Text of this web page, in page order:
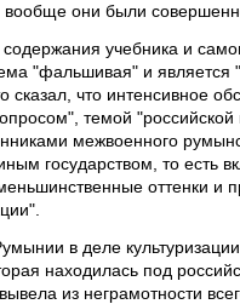
они были
учебника и
"фальшивая" и является
что интенсивное
темой "российской
межвоенного
государством, то есть
оттенки и
в деле
находилась под
из неграмотности